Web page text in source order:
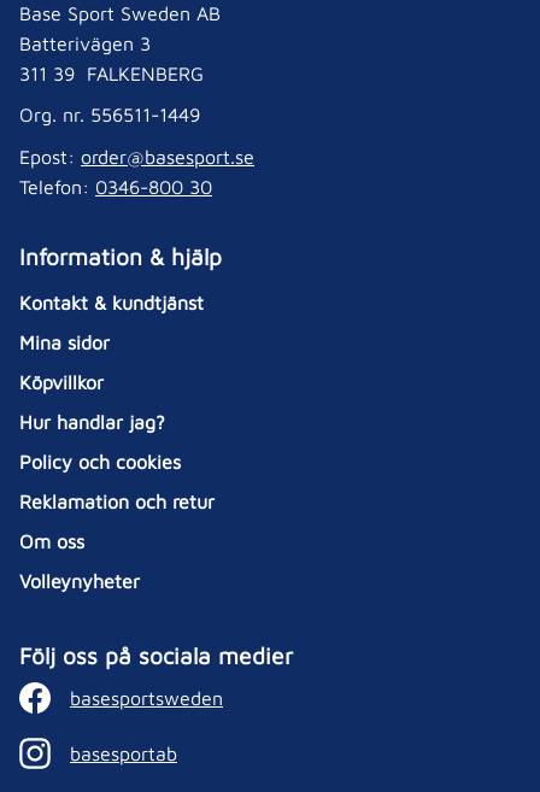
Base Sport Sweden AB
Batterivägen 3
311 39 FALKENBERG
Org. nr. 556511-1449
Epost: order@basesport.se
Telefon: 0346-800 30
Information & hjälp
Kontakt & kundtjänst
Mina sidor
Köpvillkor
Hur handlar jag?
Policy och cookies
Reklamation och retur
Om oss
Volleynyheter
Följ oss på sociala medier
basesportsweden
basesportab